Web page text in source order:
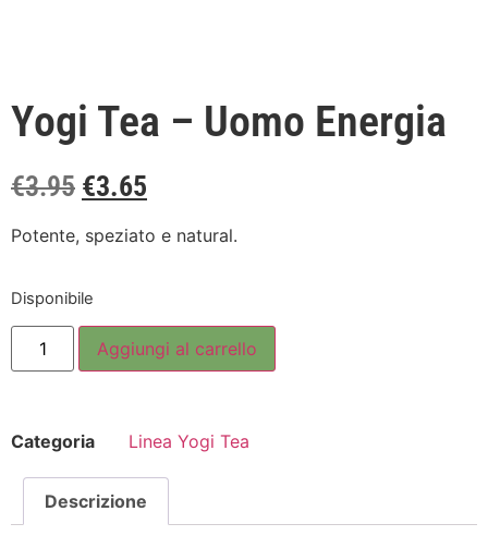
Yogi Tea – Uomo Energia
€3.95 €3.65
Potente, speziato e natural.
Disponibile
Aggiungi al carrello
Categoria Linea Yogi Tea
Descrizione